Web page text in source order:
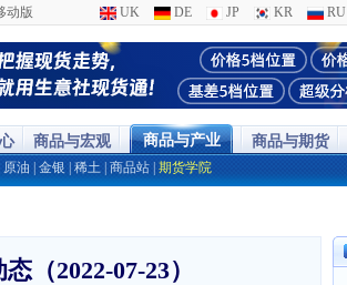
动版 UK DE JP KR RU
商品与宏观 商品与产业 商品与期货
原油 金银 稀土 商品站 期货学院
（2022-07-23）